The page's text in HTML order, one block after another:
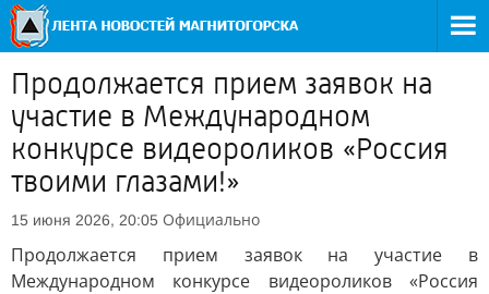
Продолжается прием заявок на
участие в Международном
конкурсе видеороликов «Россия
твоими глазами!»
15 июня 2026, 20:05 Официально
Продолжается прием заявок на участие в
Международном конкурсе видеороликов «Россия